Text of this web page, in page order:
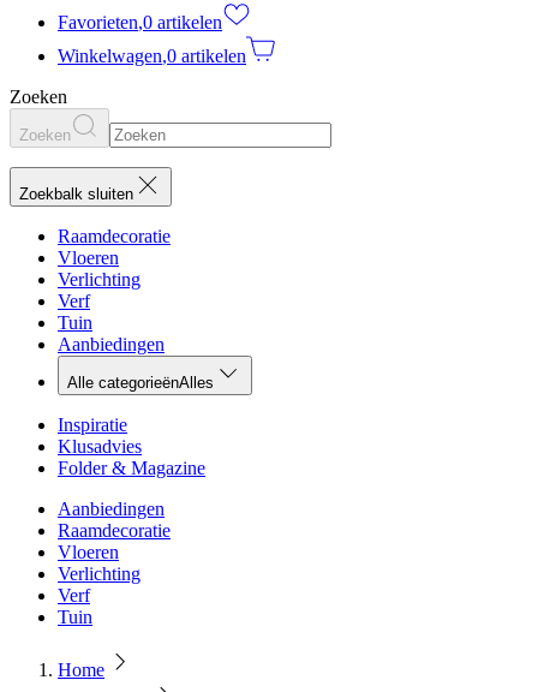
Favorieten,0 artikelen
Winkelwagen,0 artikelen
Zoeken
Zoeken
Zoekbalk sluiten
Raamdecoratie
Vloeren
Verlichting
Verf
Tuin
Aanbiedingen
Alle categorieënAlles
Inspiratie
Klusadvies
Folder & Magazine
Aanbiedingen
Raamdecoratie
Vloeren
Verlichting
Verf
Tuin
Home